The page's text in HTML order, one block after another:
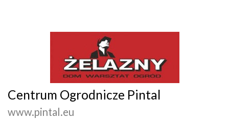
Centrum Ogrodnicze Pintal
www.pintal.eu